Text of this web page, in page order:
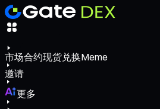
市场合约现货兑换Meme
邀请
更多